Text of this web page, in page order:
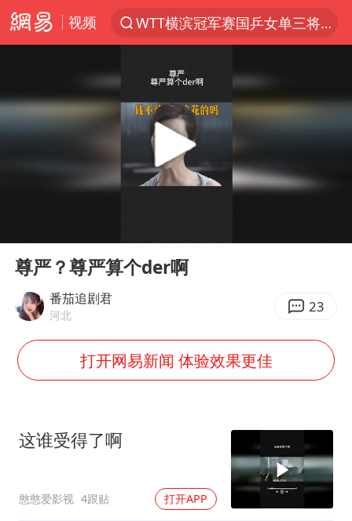
视频
WTT横滨冠军赛国乒女单三将晋级四强
大V：马科斯把路走绝了
黄金牛市回来了吗
杭州全市有序停课
宇树王兴兴被问了360多个问题
全民健身事业高质量发展
台当局重金为“台独”织“皇帝新衣”
郑丽文：台湾从来没有“独立”过
Play
尊严？尊严算个der啊
番茄追剧君
河北 23
打开网易新闻 体验效果更佳
这谁受得了啊
憨憨爱影视 4跟贴 打开APP